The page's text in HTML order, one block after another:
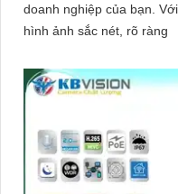
doanh nghiệp của bạn. Với độ phân giải Full HD, camera cho
hình ảnh sắc nét, rõ ràng